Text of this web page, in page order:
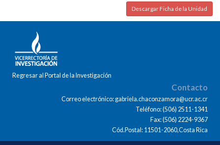
Descargar Ficha de la Unidad
Regresar al Portal de la Investigación
Contacto
Correo electrónico: gabriela.chaconzamora@ucr.ac.cr
Teléfono: (506) 2511-1341
Fax: (506) 2224-9367
Cód.Postal: 11501-2060,Costa Rica